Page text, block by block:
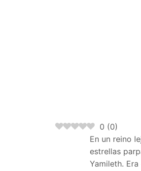
0 (0)
En un reino
estrellas
Yamileth.